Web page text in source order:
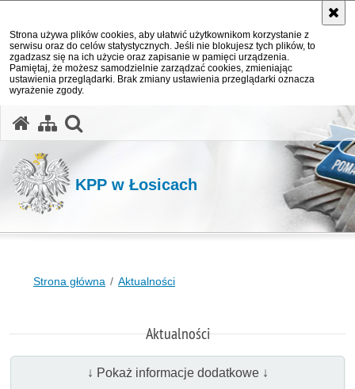
Strona używa plików cookies, aby ułatwić użytkownikom korzystanie z
serwisu oraz do celów statystycznych. Jeśli nie blokujesz tych plików, to
zgadzasz się na ich użycie oraz zapisanie w pamięci urządzenia.
Pamiętaj, że możesz samodzielnie zarządzać cookies, zmieniając
ustawienia przeglądarki. Brak zmiany ustawienia przeglądarki oznacza
wyrażenie zgody.
KPP w Łosicach
Strona główna Aktualności
Aktualności
↓ Pokaż informacje dodatkowe ↓